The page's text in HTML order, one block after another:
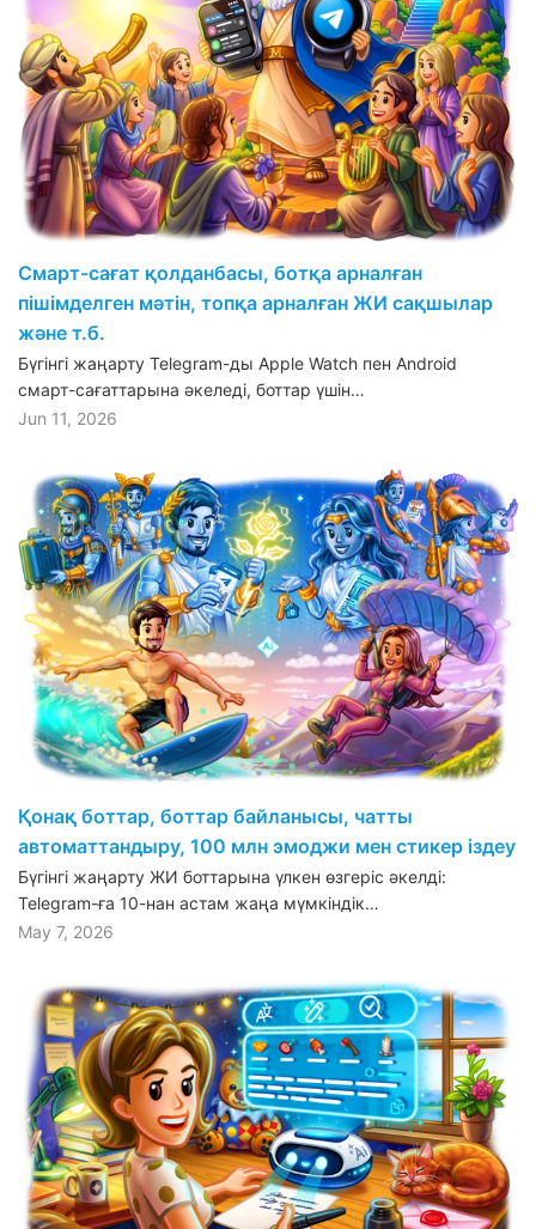
Смарт-сағат қолданбасы, ботқа арналған
пішімделген мәтін, топқа арналған ЖИ сақшылар
және т.б.
Бүгінгі жаңарту Telegram-ды Apple Watch пен Android
смарт-сағаттарына әкеледі, боттар үшін…
Jun 11, 2026
Қонақ боттар, боттар байланысы, чатты
автоматтандыру, 100 млн эмоджи мен стикер іздеу
Бүгінгі жаңарту ЖИ боттарына үлкен өзгеріс әкелді:
Telegram-ға 10-нан астам жаңа мүмкіндік…
May 7, 2026